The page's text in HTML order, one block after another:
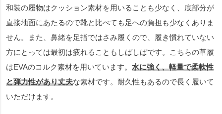
和装の履物はクッション素材を用いることも少なく、底部分が
直接地面にあたるので靴と比べても足への負担も少なくありま
せん。また、鼻緒を足指ではさみ履くので、履き慣れていない
方にとっては最初は疲れることもしばしばです。こちらの草履
はEVAのコルク素材を用いています。水に強く、軽量で柔軟性
と弾力性があり丈夫な素材です。耐久性もあるので長く履いて
いただけます。